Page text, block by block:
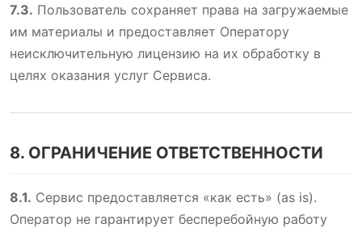
7.3. Пользователь сохраняет права на загружаемые
им материалы и предоставляет Оператору
неисключительную лицензию на их обработку в
целях оказания услуг Сервиса.
8. ОГРАНИЧЕНИЕ ОТВЕТСТВЕННОСТИ
8.1. Сервис предоставляется «как есть» (as is).
Оператор не гарантирует бесперебойную работу